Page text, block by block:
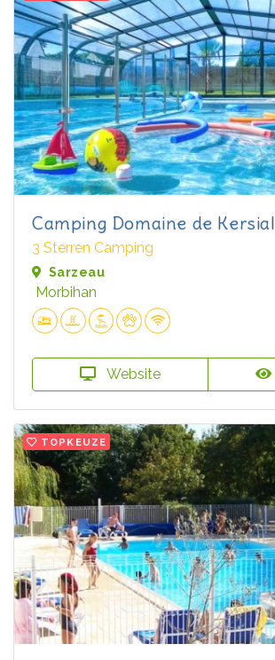
Camping Domaine de Kersial
3 Sterren Camping
Sarzeau
Morbihan
Website
TOPKEUZE